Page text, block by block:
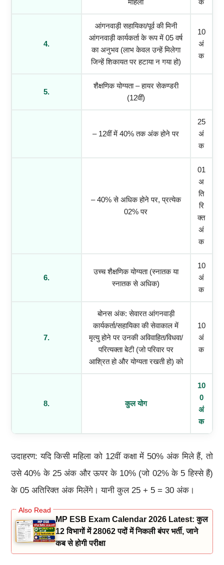
4.
आंगनवाड़ी सहायिका/पूर्व की मिनी
आंगनवाड़ी कार्यकर्ता के रूप में 05 वर्ष
का अनुभव (लाभ केवल उन्हें मिलेगा
जिन्हें शिकायत पर हटाया न गया हो)
10
अं
क
5.
शैक्षणिक योग्यता – हायर सेकण्डरी
(12वीं)
– 12वीं में 40% तक अंक होने पर
25
अं
क
– 40% से अधिक होने पर, प्रत्येक
02% पर
01
अ
ति
रि
क्त
अं
क
6.
उच्च शैक्षणिक योग्यता (स्नातक या
स्नातक से अधिक)
10
अं
क
7.
बोनस अंक: सेवारत आंगनवाड़ी
कार्यकर्ता/सहायिका की सेवाकाल में
मृत्यु होने पर उनकी अविवाहित/विधवा/
परित्यक्ता बेटी (जो परिवार पर
आश्रित हो और योग्यता रखती हो) को
10
अं
क
8. कुल योग
10
0
अं
क
उदाहरण: यदि किसी महिला को 12वीं कक्षा में 50% अंक मिले हैं, तो
उसे 40% के 25 अंक और ऊपर के 10% (जो 02% के 5 हिस्से हैं)
के 05 अतिरिक्त अंक मिलेंगे। यानी कुल 25 + 5 = 30 अंक।
MP ESB Exam Calendar 2026 Latest: कुल
12 विभागों में 28062 पदों में निकली बंपर भर्ती, जाने
कब से होगी परीक्षा